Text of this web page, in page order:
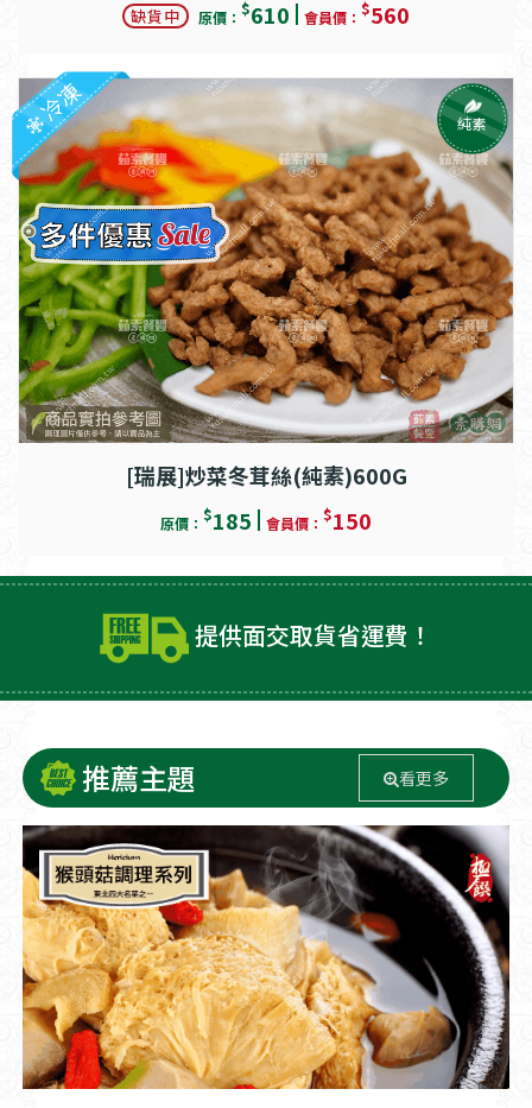
缺貨中 原價： $610 會員價： $560
[瑞展]炒菜冬茸絲(純素)600G
原價： $185 會員價： $150
冷凍 純素
提供面交取貨省運費！
推薦主題 看更多